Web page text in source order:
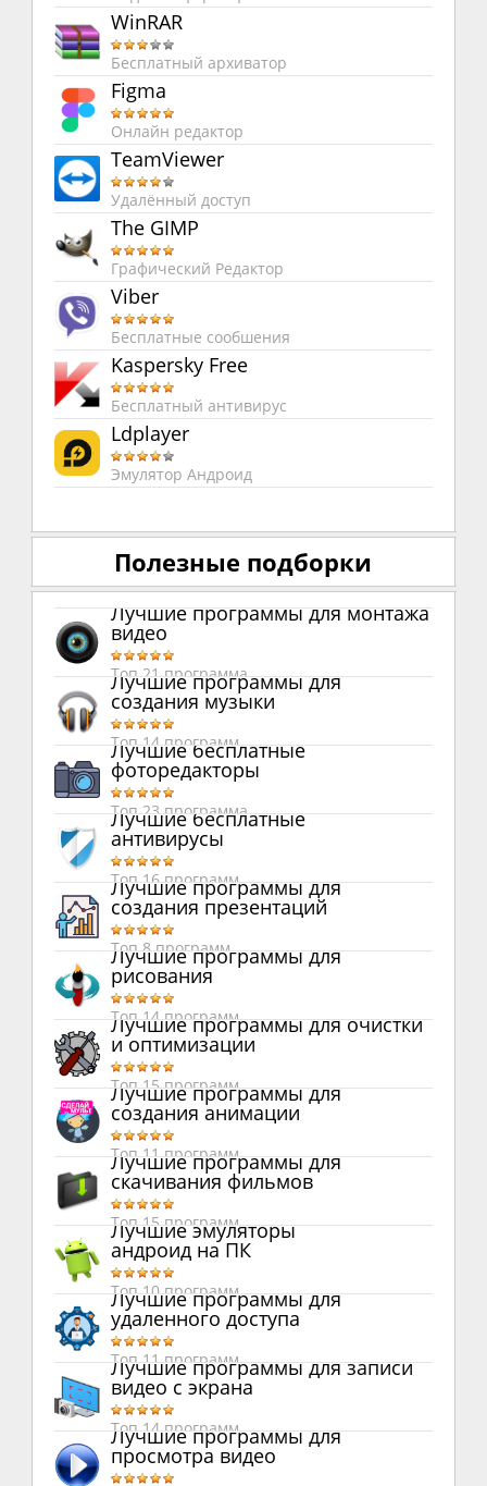
WinRAR
Бесплатный архиватор
Figma
Онлайн редактор
TeamViewer
Удалённый доступ
The GIMP
Графический Редактор
Viber
Бесплатные сообшения
Kaspersky Free
Бесплатный антивирус
Ldplayer
Эмулятор Андроид
Полезные подборки
Лучшие программы для монтажа
видео
Топ 21 программа
Лучшие программы для
создания музыки
Топ 14 программ
Лучшие бесплатные
фоторедакторы
Топ 23 программа
Лучшие бесплатные
антивирусы
Топ 16 программ
Лучшие программы для
создания презентаций
Топ 8 программ
Лучшие программы для
рисования
Топ 14 программ
Лучшие программы для очистки
и оптимизации
Топ 15 программ
Лучшие программы для
создания анимации
Топ 11 программ
Лучшие программы для
скачивания фильмов
Топ 15 программ
Лучшие эмуляторы
андроид на ПК
Топ 10 программ
Лучшие программы для
удаленного доступа
Топ 11 программ
Лучшие программы для записи
видео с экрана
Топ 14 программ
Лучшие программы для
просмотра видео